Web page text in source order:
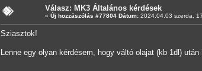
Válasz: MK3 Általános kérdések
« Új hozzászólás #77804 Dátum: 2024.04.03 szerda,
Sziasztok!
Lenne egy olyan kérdésem, hogy váltó olajat (kb 1dl)